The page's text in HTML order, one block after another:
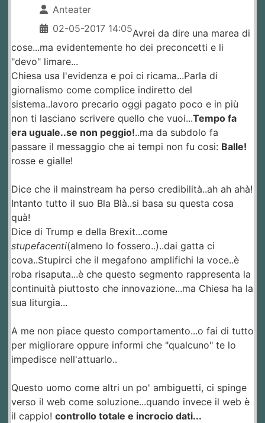
Anteater
02-05-2017 14:05Avrei da dire una marea di
cose...ma evidentemente ho dei preconcetti e li
"devo" limare...
Chiesa usa l'evidenza e poi ci ricama...Parla di
giornalismo come complice indiretto del
sistema..lavoro precario oggi pagato poco e in più
non ti lasciano scrivere quello che vuoi...Tempo fa
era uguale..se non peggio!..ma da subdolo fa
passare il messaggio che ai tempi non fu cosi: Balle!
rosse e gialle!
Dice che il mainstream ha perso credibilità..ah ah ahà!
Intanto tutto il suo Bla Blà..si basa su questa cosa
quà!
Dice di Trump e della Brexit...come
stupefacenti(almeno lo fossero..)..dai gatta ci
cova..Stupirci che il megafono amplifichi la voce..è
roba risaputa...è che questo segmento rappresenta la
continuità piuttosto che innovazione...ma Chiesa ha la
sua liturgia...
A me non piace questo comportamento...o fai di tutto
per migliorare oppure informi che "qualcuno" te lo
impedisce nell'attuarlo..
Questo uomo come altri un po' ambiguetti, ci spinge
verso il web come soluzione...quando invece il web è
il cappio! controllo totale e incrocio dati...